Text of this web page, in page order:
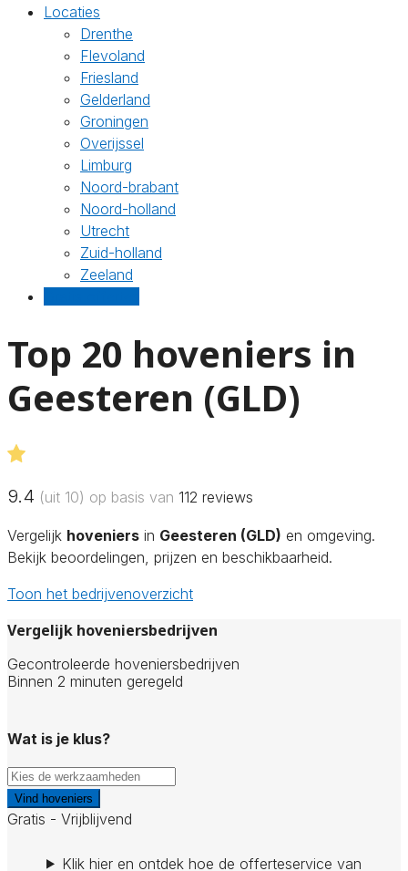
Locaties
Drenthe
Flevoland
Friesland
Gelderland
Groningen
Overijssel
Limburg
Noord-brabant
Noord-holland
Utrecht
Zuid-holland
Zeeland
Top 20 hoveniers in
Geesteren (GLD)
9.4 (uit 10) op basis van 112 reviews
Vergelijk hoveniers in Geesteren (GLD) en omgeving.
Bekijk beoordelingen, prijzen en beschikbaarheid.
Toon het bedrijvenoverzicht
Vergelijk hoveniersbedrijven
Gecontroleerde hoveniersbedrijven
Binnen 2 minuten geregeld
Wat is je klus?
Vind hoveniers
Gratis - Vrijblijvend
Klik hier en ontdek hoe de offerteservice van